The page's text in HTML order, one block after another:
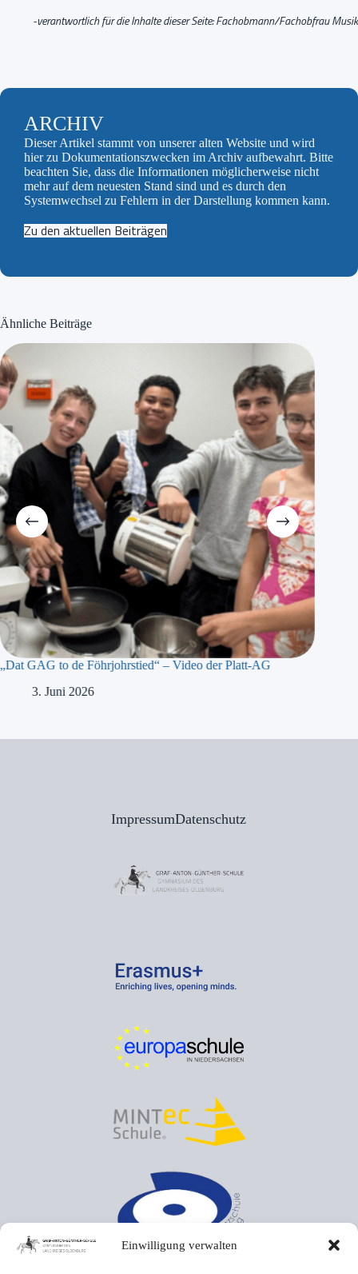
Einwilligung verwalten
-verantwortlich für die Inhalte dieser Seite: Fachobmann/Fachobfrau Musik
ARCHIV
Dieser Artikel stammt von unserer alten Website und wird
hier zu Dokumentationszwecken im Archiv aufbewahrt. Bitte
beachten Sie, dass die Informationen möglicherweise nicht
mehr auf dem neuesten Stand sind und es durch den
Systemwechsel zu Fehlern in der Darstellung kommen kann.
Zu den aktuellen Beiträgen
Ähnliche Beiträge
„Dat GAG to de Föhrjohrstied“ – Video der Platt-AG
3. Juni 2026
ImpressumDatenschutz